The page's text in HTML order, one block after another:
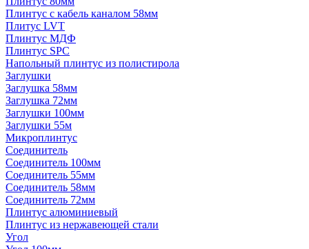
Плинтус с кабель каналом 58мм
Плитус LVT
Плинтус МДФ
Плинтус SPC
Напольный плинтус из полистирола
Заглушки
Заглушка 58мм
Заглушка 72мм
Заглушки 100мм
Заглушки 55м
Микроплинтус
Соединитель
Соединитель 100мм
Соединитель 55мм
Соединитель 58мм
Соединитель 72мм
Плинтус алюминиевый
Плинтус из нержавеющей стали
Угол